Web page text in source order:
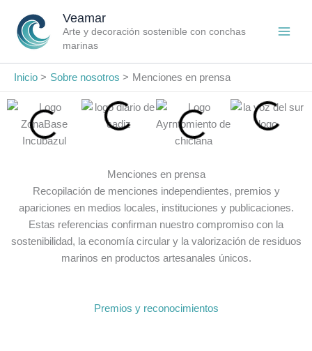
contenido
Veamar
Arte y decoración sostenible con conchas
marinas
Inicio Sobre nosotros Menciones en prensa
Menciones en prensa
Recopilación de menciones independientes, premios y
apariciones en medios locales, instituciones y publicaciones.
Estas referencias confirman nuestro compromiso con la
sostenibilidad, la economía circular y la valorización de residuos
marinos en productos artesanales únicos.
Premios y reconocimientos